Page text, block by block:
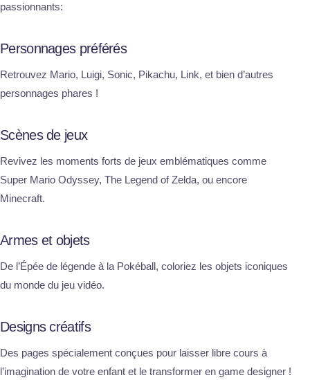
passionnants:
Personnages préférés
Retrouvez Mario, Luigi, Sonic, Pikachu, Link, et bien d’autres
personnages phares !
Scènes de jeux
Revivez les moments forts de jeux emblématiques comme
Super Mario Odyssey, The Legend of Zelda, ou encore
Minecraft.
Armes et objets
De l’Épée de légende à la Pokéball, coloriez les objets iconiques
du monde du jeu vidéo.
Designs créatifs
Des pages spécialement conçues pour laisser libre cours à
l’imagination de votre enfant et le transformer en game designer !